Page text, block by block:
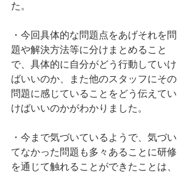
た。
・今回具体的な問題点をあげそれを問
題や解決方法等に分けまとめること
で、具体的に自分がどう行動していけ
ばいいのか、また他のスタッフにその
問題に感じていることをどう伝えてい
けばいいのかがわかりました。
・今まで気づいているようで、気づい
てなかった問題も多々あることに研修
を通じて触れることができたことは、